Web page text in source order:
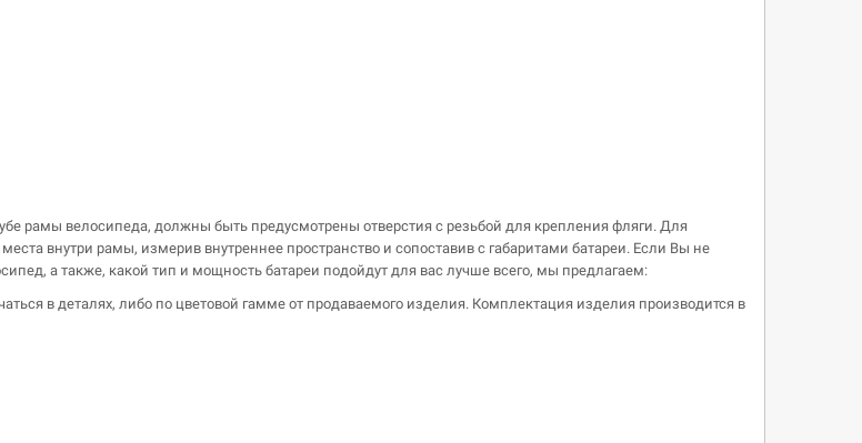
рамы велосипеда, должны быть предусмотрены отверстия с резьбой для крепления фляги. Для
внутри рамы, измерив внутреннее пространство и сопоставив с габаритами батареи. Если Вы не
а также, какой тип и мощность батареи подойдут для вас лучше всего, мы предлагаем:
в деталях, либо по цветовой гамме от продаваемого изделия. Комплектация изделия производится в